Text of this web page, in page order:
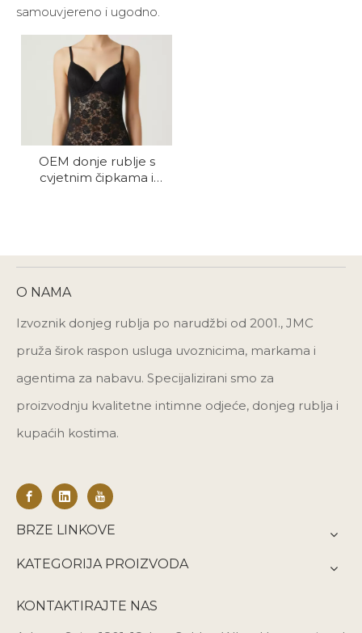
samouvjereno i ugodno.
OEM donje rublje s
cvjetnim čipkama i
O NAMA
Izvoznik donjeg rublja po narudžbi od 2001., JMC
pruža širok raspon usluga uvoznicima, markama i
agentima za nabavu. Specijalizirani smo za
proizvodnju kvalitetne intimne odjeće, donjeg rublja i
kupaćih kostima.
BRZE LINKOVE
KATEGORIJA PROIZVODA
KONTAKTIRAJTE NAS